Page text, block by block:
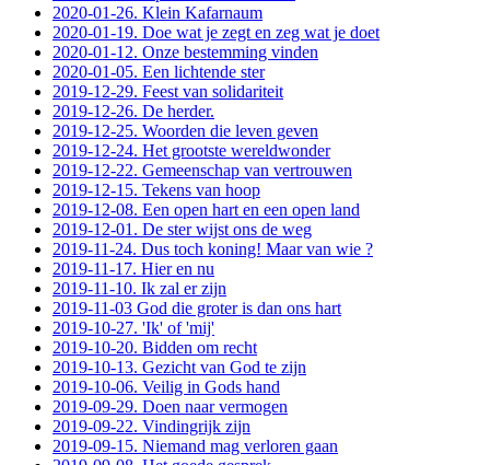
2020-01-26. Klein Kafarnaum
2020-01-19. Doe wat je zegt en zeg wat je doet
2020-01-12. Onze bestemming vinden
2020-01-05. Een lichtende ster
2019-12-29. Feest van solidariteit
2019-12-26. De herder.
2019-12-25. Woorden die leven geven
2019-12-24. Het grootste wereldwonder
2019-12-22. Gemeenschap van vertrouwen
2019-12-15. Tekens van hoop
2019-12-08. Een open hart en een open land
2019-12-01. De ster wijst ons de weg
2019-11-24. Dus toch koning! Maar van wie ?
2019-11-17. Hier en nu
2019-11-10. Ik zal er zijn
2019-11-03 God die groter is dan ons hart
2019-10-27. 'Ik' of 'mij'
2019-10-20. Bidden om recht
2019-10-13. Gezicht van God te zijn
2019-10-06. Veilig in Gods hand
2019-09-29. Doen naar vermogen
2019-09-22. Vindingrijk zijn
2019-09-15. Niemand mag verloren gaan